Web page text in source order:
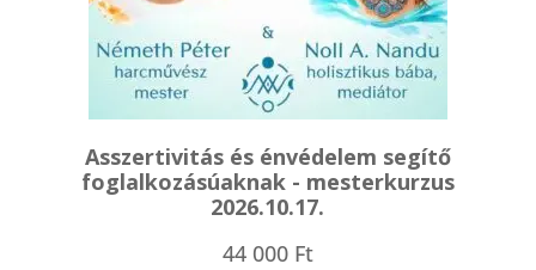
Asszertivitás és énvédelem segítő
foglalkozásúaknak - mesterkurzus
2026.10.17.
44 000 Ft